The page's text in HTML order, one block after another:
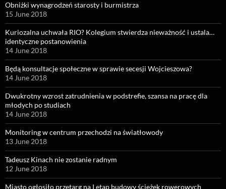
Obniżki wynagrodzeń starosty i burmistrza
15 June 2018
Kuriozalna uchwała RIO? Kolegium stwierdza nieważność i ustala…
identyczne postanowienia
14 June 2018
Będą konsultacje społeczne w sprawie secesji Wojcieszowa?
14 June 2018
Dwukrotny wzrost zatrudnienia w podstrefie, szansa na pracę dla
młodych po studiach
14 June 2018
Monitoring w centrum przechodzi na światłowody
13 June 2018
Tadeusz Kinach nie zostanie radnym
12 June 2018
Miasto ogłosiło przetarg na I etap budowy ścieżek rowerowych